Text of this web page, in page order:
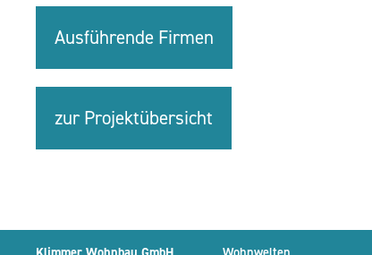
Ausführende Firmen
zur Projektübersicht